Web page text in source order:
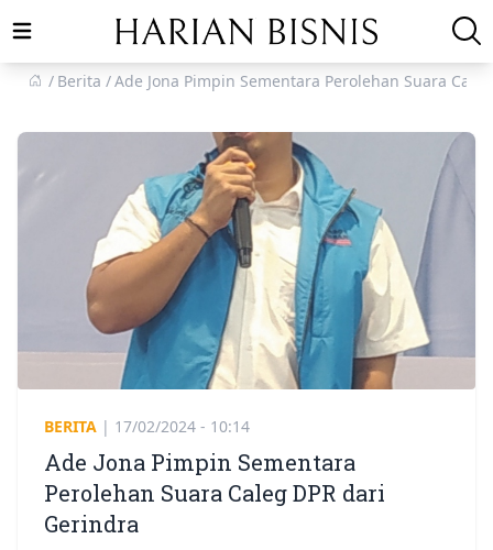
Open main menu
Berita
Ade Jona Pimpin Sementara Perolehan Suara
BERITA | 17/02/2024 - 10:14
Ade Jona Pimpin Sementara
Perolehan Suara Caleg DPR dari
Gerindra